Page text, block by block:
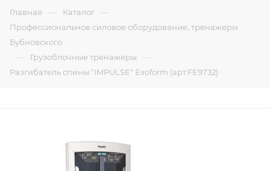
Главная — Каталог —
Профессиональное силовое оборудование, тренажеры
Бубновского
— Грузоблочные тренажеры —
Разгибатель спины "IMPULSE" Exoform (арт.FE9732)